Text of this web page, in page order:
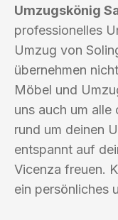
Umzugskönig
professionelles
Umzug von
übernehmen
Möbel und
uns auch um
rund um deinen
entspannt auf
Vicenza freuen.
ein persönliches